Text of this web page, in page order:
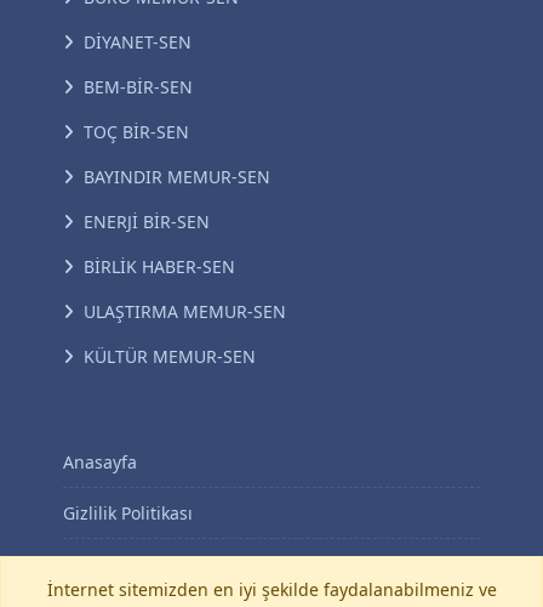
DİYANET-SEN
BEM-BİR-SEN
TOÇ BİR-SEN
BAYINDIR MEMUR-SEN
ENERJİ BİR-SEN
BİRLİK HABER-SEN
ULAŞTIRMA MEMUR-SEN
KÜLTÜR MEMUR-SEN
Anasayfa
Gizlilik Politikası
KVKK Aydınlatma Metni
İnternet sitemizden en iyi şekilde faydalanabilmeniz ve